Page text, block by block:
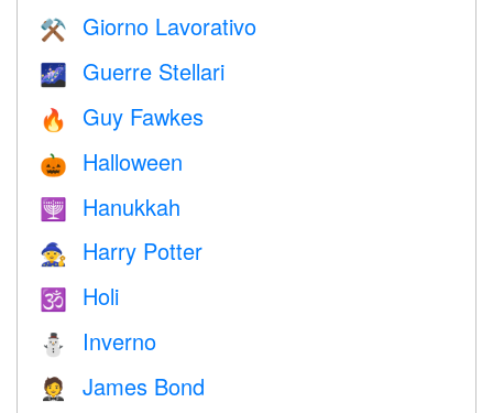
⚒️ Giorno Lavorativo
🌌 Guerre Stellari
🔥 Guy Fawkes
🎃 Halloween
🕎 Hanukkah
🧙 Harry Potter
🕉 Holi
⛄ Inverno
🤵 James Bond